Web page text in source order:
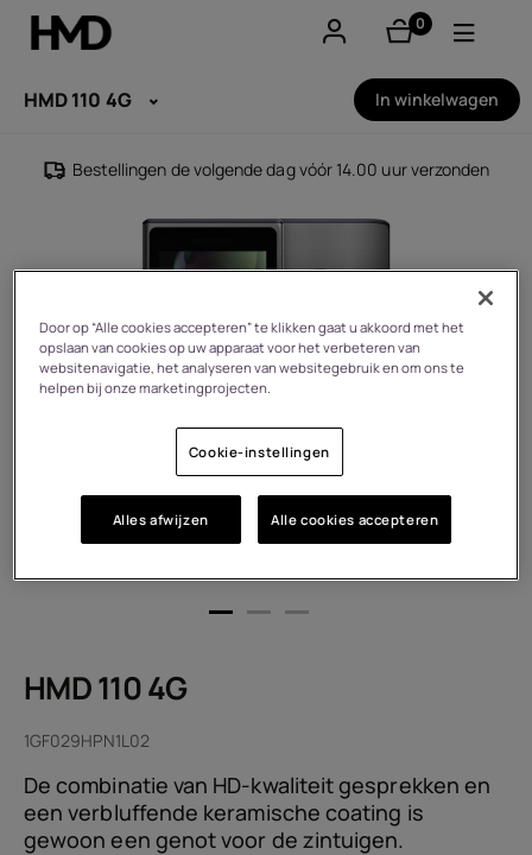
0
product(en)
Smartphones
Feature phones
Accessoires
Aanbiedingen
HMD 110 4G In winkelwagen
Bestellingen de volgende dag vóór 14.00 uur verzonden
HMD 110 4G
1GF029HPN1L02
De combinatie van HD-kwaliteit gesprekken en
een verbluffende keramische coating is
gewoon een genot voor de zintuigen.
Door op “Alle cookies accepteren” te klikken gaat u akkoord met het
opslaan van cookies op uw apparaat voor het verbeteren van
websitenavigatie, het analyseren van websitegebruik en om ons te
helpen bij onze marketingprojecten.
Cookie-instellingen
Alles afwijzen Alle cookies accepteren